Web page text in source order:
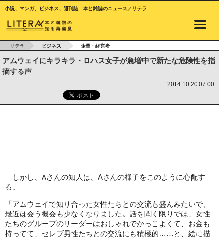
小説、マンガ、ビジネス、週刊誌…本と雑誌のニュース／リテラ
リテラ ビジネス 企業・経営者
アムウェイにキラキラ・ロハス女子が急増中で新たな危険性を指
摘する声
2014.10.20 07:00
しかし、Aさんの知人は、Aさんの様子をこのように心配す
る。
「アムウェイで知り合った女性たちとの交流も盛んみたいで、
最近は会う機会も少なくなりました。話を聞く限りでは、女性
たちのグループのリーダーはおしゃれでかっこよくて、お金も
持ってて、セレブ男性たちとの交流にも積極的……と、絵に描